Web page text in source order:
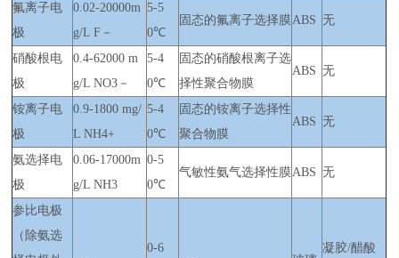
氟离子电
极
0.02-20000m
g/L F－
5-5
0℃
固态的氟离子选择膜ABS 无
硝酸根电
极
0.4-62000 m
g/L NO3－
5-4
0℃
固态的硝酸根离子选
择性聚合物膜
ABS 无
铵离子电
极
0.9-1800 mg/
L NH4+
5-4
0℃
固态的铵离子选择性
聚合物膜
ABS 无
氨选择电
极
0.06-17000m
g/L NH3
0-5
0℃
气敏性氨气选择性膜ABS 无
参比电极
（除氨选
0-6
凝胶/醋酸